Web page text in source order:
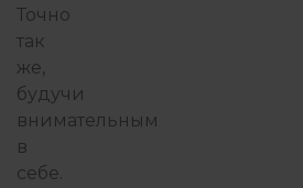
Точно
так
же,
будучи
внимательным
в
себе.